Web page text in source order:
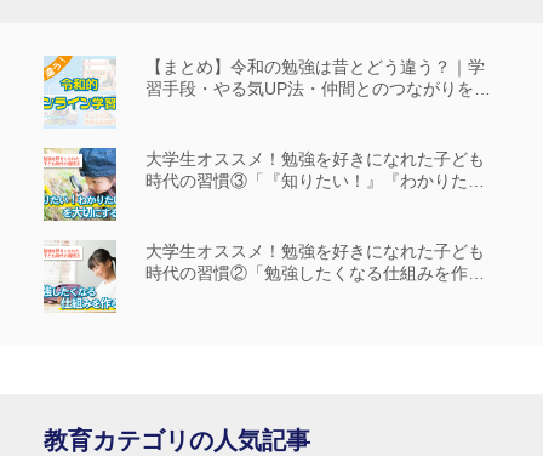
【まとめ】令和の勉強は昔とどう違う？｜学
習手段・やる気UP法・仲間とのつながりを解
大学生オススメ！勉強を好きになれた子ども
時代の習慣③「『知りたい！』『わかりた
大学生オススメ！勉強を好きになれた子ども
時代の習慣②「勉強したくなる仕組みを作
教育カテゴリの人気記事